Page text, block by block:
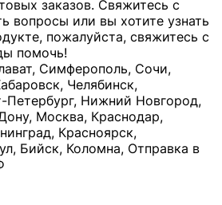
заказов. Свяжитесь с
вопросы или вы хотите узнать
пожалуйста, свяжитесь с
помочь!
Симферополь, Сочи,
Челябинск,
Петербург, Нижний Новгород,
Москва, Краснодар,
Красноярск,
Бийск, Коломна, Отправка в